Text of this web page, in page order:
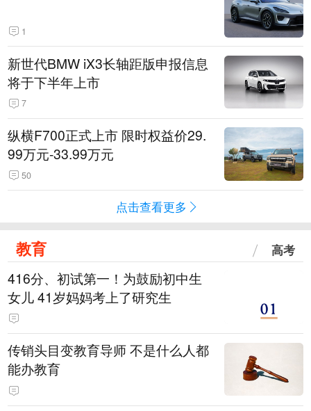
1
新世代BMW iX3长轴距版申报信息
将于下半年上市
7
纵横F700正式上市 限时权益价29.
99万元-33.99万元
50
点击查看更多
教育 高考
416分、初试第一！为鼓励初中生
女儿 41岁妈妈考上了研究生
传销头目变教育导师 不是什么人都
能办教育